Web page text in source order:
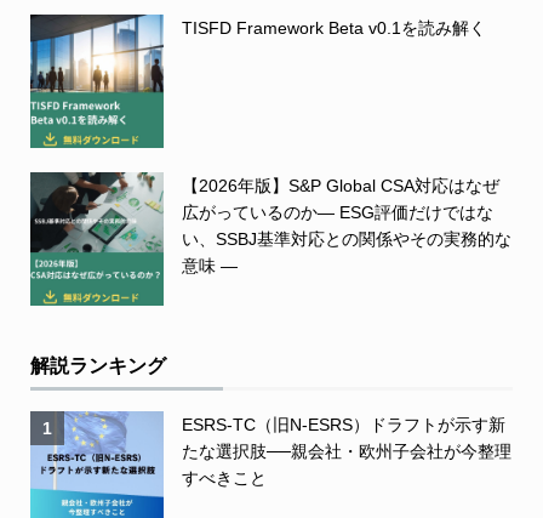
TISFD Framework Beta v0.1を読み解く
【2026年版】S&P Global CSA対応はなぜ
広がっているのか― ESG評価だけではな
い、SSBJ基準対応との関係やその実務的な
意味 ―
解説ランキング
1
ESRS-TC（旧N-ESRS）ドラフトが示す新
たな選択肢──親会社・欧州子会社が今整理
すべきこと